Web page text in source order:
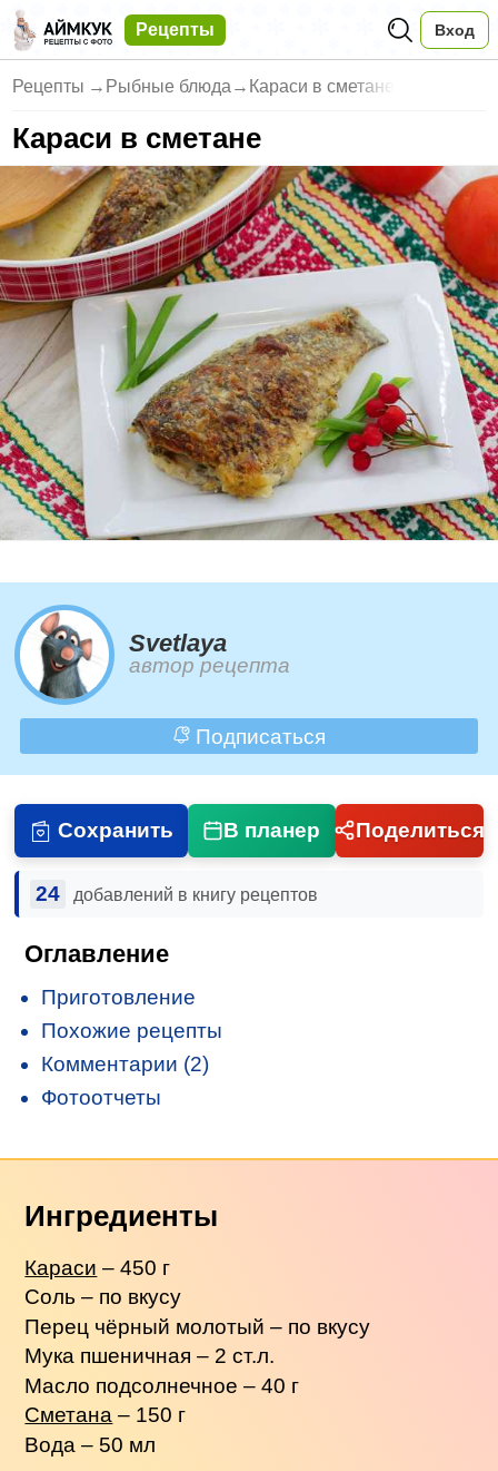
Рецепты Вход
Рецепты → Рыбные блюда → Караси в сметане
Караси в сметане
Svetlaya
автор рецепта
Подписаться
Сохранить В планер Поделиться
24 добавлений в книгу рецептов
Оглавление
Приготовление
Похожие рецепты
Комментарии (2)
Фотоотчеты
Ингредиенты
Караси – 450 г
Соль – по вкусу
Перец чёрный молотый – по вкусу
Мука пшеничная – 2 ст.л.
Масло подсолнечное – 40 г
Сметана – 150 г
Вода – 50 мл